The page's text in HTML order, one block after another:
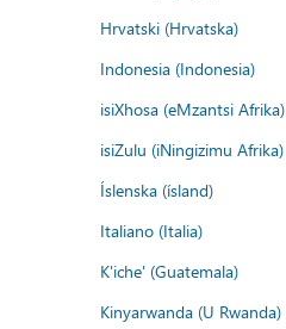
Hrvatski (Hrvatska)
Indonesia (Indonesia)
isiXhosa (eMzantsi Afrika)
isiZulu (iNingizimu Afrika)
Íslenska (ísland)
Italiano (Italia)
K'iche' (Guatemala)
Kinyarwanda (U Rwanda)